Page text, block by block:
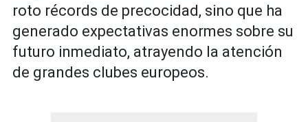
roto récords de precocidad, sino que ha
generado expectativas enormes sobre su
futuro inmediato, atrayendo la atención
de grandes clubes europeos.